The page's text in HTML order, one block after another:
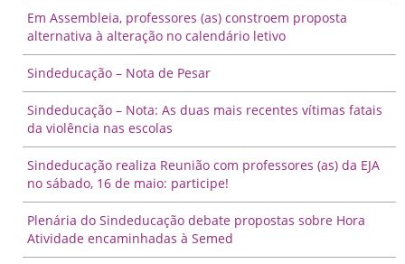
Em Assembleia, professores (as) constroem proposta
alternativa à alteração no calendário letivo
Sindeducação – Nota de Pesar
Sindeducação – Nota: As duas mais recentes vítimas fatais
da violência nas escolas
Sindeducação realiza Reunião com professores (as) da EJA
no sábado, 16 de maio: participe!
Plenária do Sindeducação debate propostas sobre Hora
Atividade encaminhadas à Semed